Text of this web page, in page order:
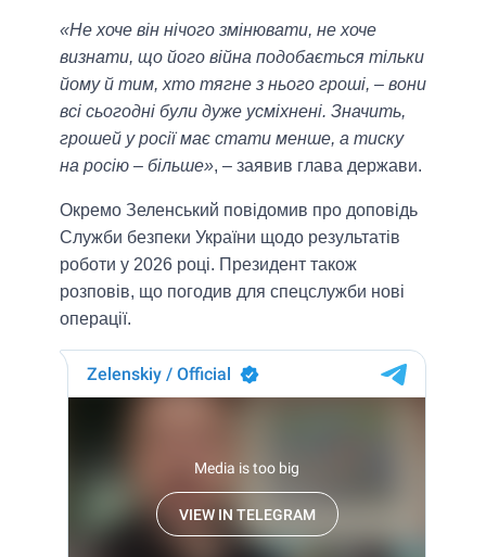
«Не хоче він нічого змінювати, не хоче
визнати, що його війна подобається тільки
йому й тим, хто тягне з нього гроші, – вони
всі сьогодні були дуже усміхнені. Значить,
грошей у росії має стати менше, а тиску
на росію – більше», – заявив глава держави.
Окремо Зеленський повідомив про доповідь
Служби безпеки України щодо результатів
роботи у 2026 році. Президент також
розповів, що погодив для спецслужби нові
операції.